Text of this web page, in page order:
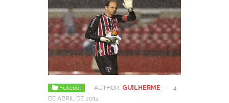
Futebol AUTHOR: GUILHERME -
4
DE ABRIL DE 2014